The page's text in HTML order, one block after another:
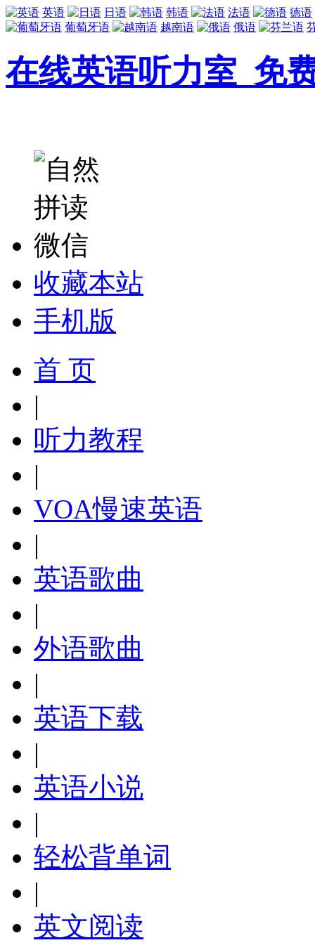
英语 日语 韩语 法语
德语
葡萄牙语
越南语 俄语
在线英语听力室_免
收藏本站
手机版
首 页
|
听力教程
|
VOA慢速英语
|
英语歌曲
|
外语歌曲
|
英语下载
|
英语小说
|
轻松背单词
|
英文阅读